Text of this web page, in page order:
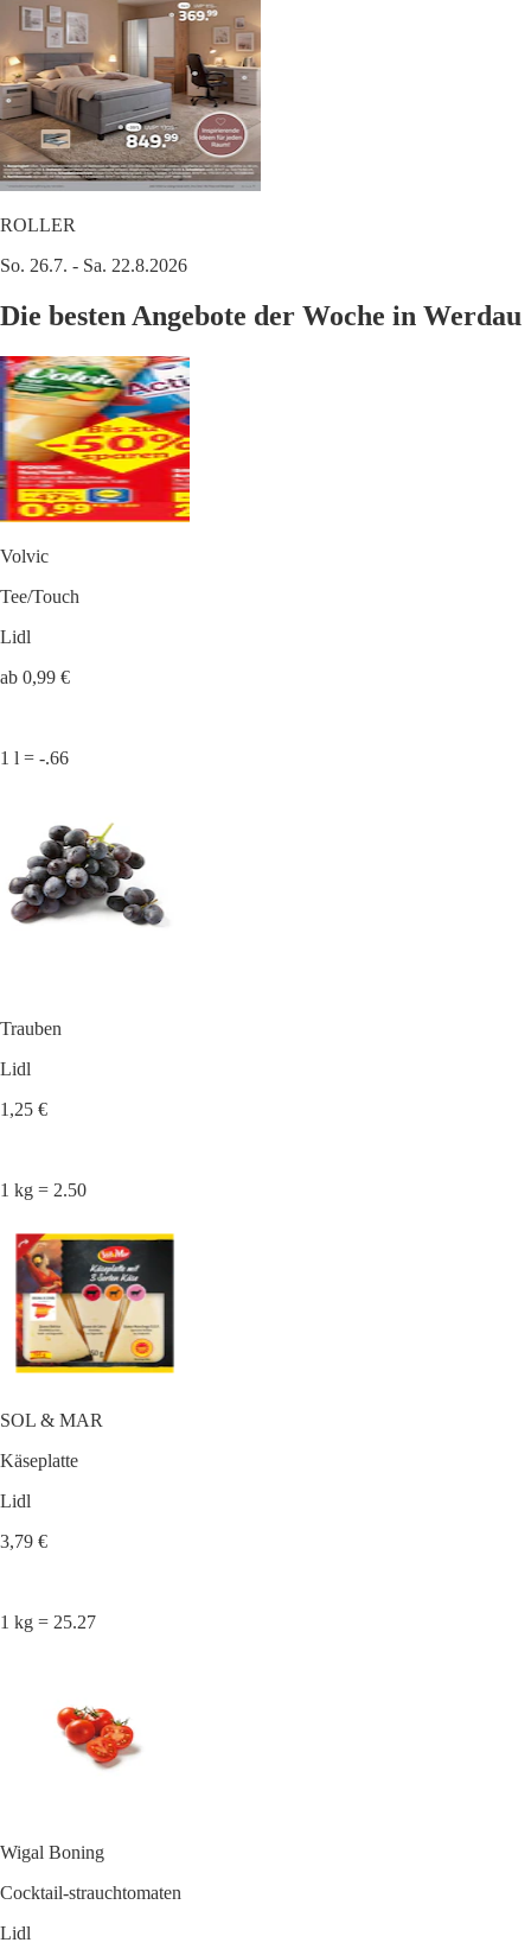
ROLLER
So. 26.7. - Sa. 22.8.2026
Die besten Angebote der Woche in Werdau
Volvic
Tee/Touch
Lidl
ab 0,99 €
1 l = -.66
Trauben
Lidl
1,25 €
1 kg = 2.50
SOL & MAR
Käseplatte
Lidl
3,79 €
1 kg = 25.27
Wigal Boning
Cocktail-strauchtomaten
Lidl